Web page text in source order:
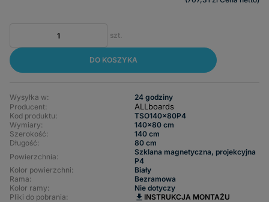
szt.
DO KOSZYKA
Wysyłka w:
24 godziny
Producent:
ALLboards
Kod produktu:
TSO140x80P4
Wymiary
140x80 cm
Szerokość
140 cm
Długość
80 cm
Powierzchnia
Szklana magnetyczna, projekcyjna
P4
Kolor powierzchni
Biały
Rama
Bezramowa
Kolor ramy
Nie dotyczy
Pliki do pobrania:
INSTRUKCJA MONTAŻU